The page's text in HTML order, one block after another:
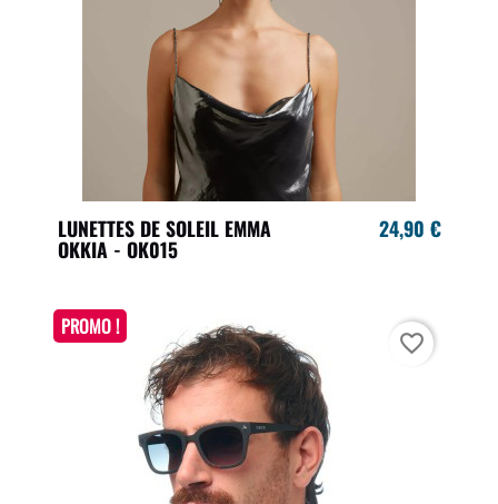
LUNETTES DE SOLEIL EMMA
OKKIA - OK015
24,90 €
PROMO !
favorite_border